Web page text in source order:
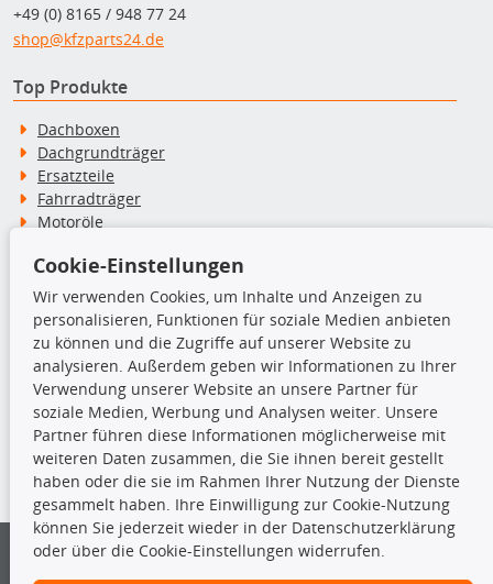
+49 (0) 8165 / 948 77 24
shop@kfzparts24.de
Top Produkte
Dachboxen
Dachgrundträger
Ersatzteile
Fahrradträger
Motoröle
Schneeketten
TecDoc Inside
Die hier angezeigten Daten insbesondere die gesamte Datenbank dürfen
nicht kopiert werden.
Es ist zu unterlassen, die Daten oder die gesamte Datenbank ohne
vorherige Zustimmung von TecDoc zu vervielfältigen, zu verbreiten
und/oder diese Handlungen durch Dritte ausführen zu lassen. Ein
Cookie-Einstellungen
Wir verwenden Cookies, um Inhalte und Anzeigen zu
personalisieren, Funktionen für soziale Medien anbieten
zu können und die Zugriffe auf unserer Website zu
analysieren. Außerdem geben wir Informationen zu Ihrer
Verwendung unserer Website an unsere Partner für
soziale Medien, Werbung und Analysen weiter. Unsere
Partner führen diese Informationen möglicherweise mit
weiteren Daten zusammen, die Sie ihnen bereit gestellt
haben oder die sie im Rahmen Ihrer Nutzung der Dienste
gesammelt haben. Ihre Einwilligung zur Cookie-Nutzung
können Sie jederzeit wieder in der Datenschutzerklärung
oder über die Cookie-Einstellungen widerrufen.